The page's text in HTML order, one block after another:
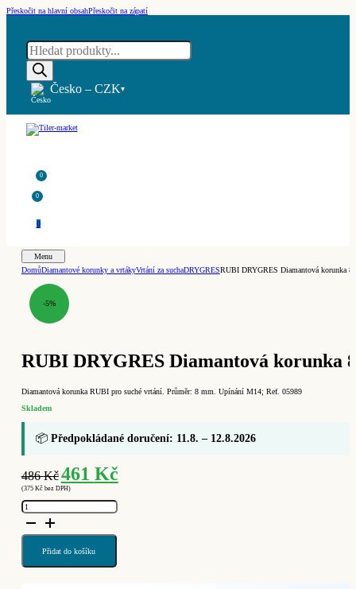
Přeskočit na hlavní obsahPřeskočit na zápatí
Products
search
Česko – CZK▾
0
0
0
Menu
DomůDiamantové korunky a vrtákyVrtání za suchaDRYGRESRUBI DRYGRES Diamantová korunka 8
-5%
RUBI DRYGRES Diamantová korunka
Diamantová korunka RUBI pro suché vrtání. Průměr: 8 mm. Upínání M14; Ref. 05989
Skladem
📦 Předpokládané doručení: 11.8. – 12.8.2026
486Kč Původní
cena
byla:
486 Kč.
461 KčAktuální
cena
461 Kč.
(375 Kčbez DPH)
RUBI
DRYGRES
Diamantová
8
05989)
Přidat do košíku